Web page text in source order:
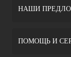
НАШИ
ПОМОЩЬ И